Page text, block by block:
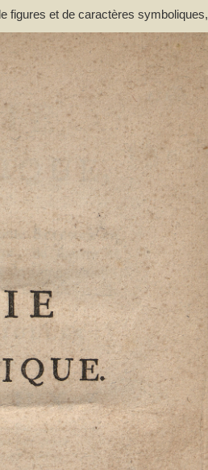
figures et de caractères symboliques,
Courrejolles. Livre premier.